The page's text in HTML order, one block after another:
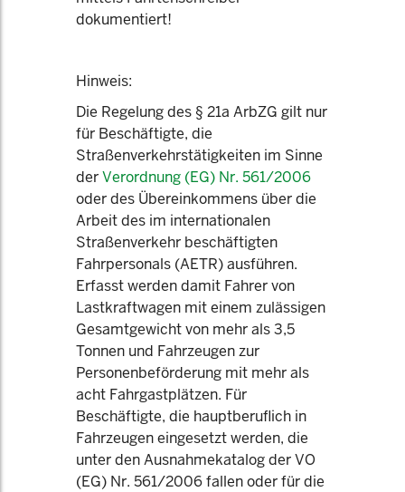
dokumentiert!
Hinweis:
Die Regelung des § 21a ArbZG gilt nur
für Beschäftigte, die
Straßenverkehrstätigkeiten im Sinne
derVerordnung (EG) Nr. 561/2006
oder des Übereinkommens über die
Arbeit des im internationalen
Straßenverkehr beschäftigten
Fahrpersonals (AETR) ausführen.
Erfasst werden damit Fahrer von
Lastkraftwagen mit einem zulässigen
Gesamtgewicht von mehr als 3,5
Tonnen und Fahrzeugen zur
Personenbeförderung mit mehr als
acht Fahrgastplätzen. Für
Beschäftigte, die hauptberuflich in
Fahrzeugen eingesetzt werden, die
unter den Ausnahmekatalog der VO
(EG) Nr. 561/2006 fallen oder für die